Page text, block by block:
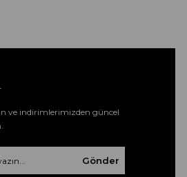
ve indirimlerimizden güncel
Gönder